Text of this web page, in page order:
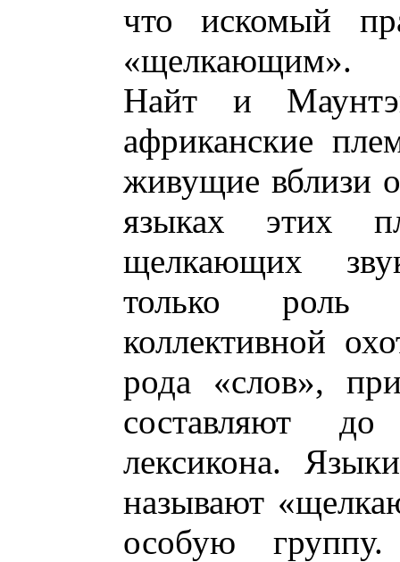
что искомый
«щелкающим».
Найт и
африканские
живущие вблизи
языках этих
щелкающих
только роль
коллективной
рода «слов»,
составляют
лексикона.
называют
особую